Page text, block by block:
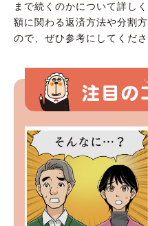
まで続くのかについて詳し
額に関わる返済方法や分割
ので、ぜひ参考にしてくださ